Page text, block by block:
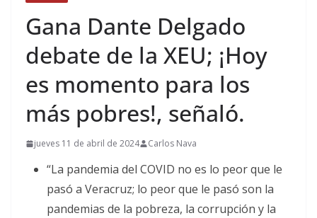
Gana Dante Delgado
debate de la XEU; ¡Hoy
es momento para los
más pobres!, señaló.
jueves 11 de abril de 2024 Carlos Nava
“La pandemia del COVID no es lo peor que le
pasó a Veracruz; lo peor que le pasó son la
pandemias de la pobreza, la corrupción y la